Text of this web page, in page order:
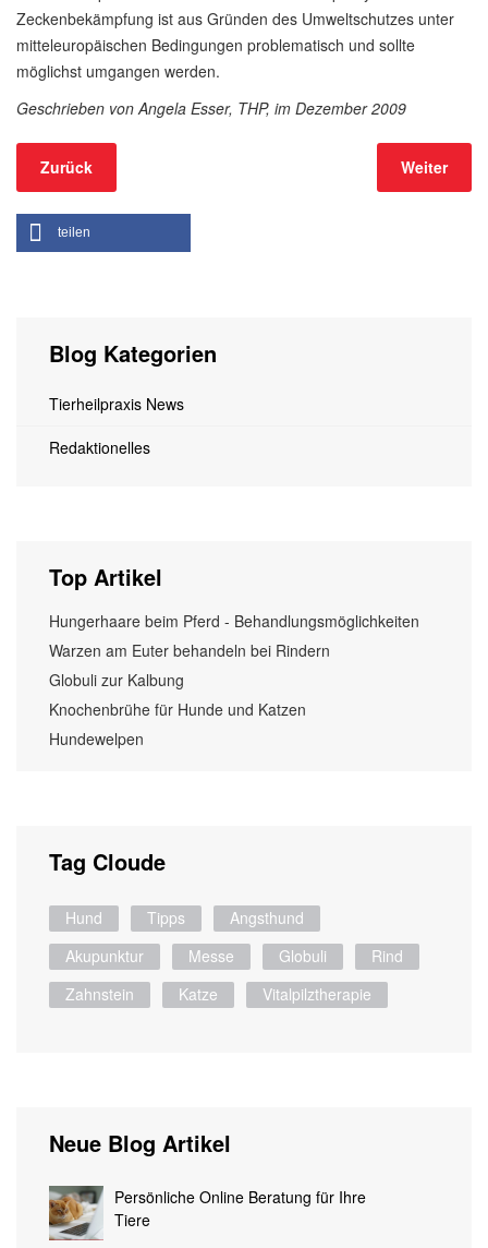
Zeckenbekämpfung ist aus Gründen des Umweltschutzes unter
mitteleuropäischen Bedingungen problematisch und sollte
möglichst umgangen werden.
Geschrieben von Angela Esser, THP, im Dezember 2009
Zurück Weiter
teilen
Blog Kategorien
Tierheilpraxis News
Redaktionelles
Top Artikel
Hungerhaare beim Pferd - Behandlungsmöglichkeiten
Warzen am Euter behandeln bei Rindern
Globuli zur Kalbung
Knochenbrühe für Hunde und Katzen
Hundewelpen
Tag Cloude
Hund Tipps
Angsthund
Akupunktur
Messe Globuli
Rind
Zahnstein
Katze Vitalpilztherapie
Neue Blog Artikel
Persönliche Online Beratung für Ihre
Tiere